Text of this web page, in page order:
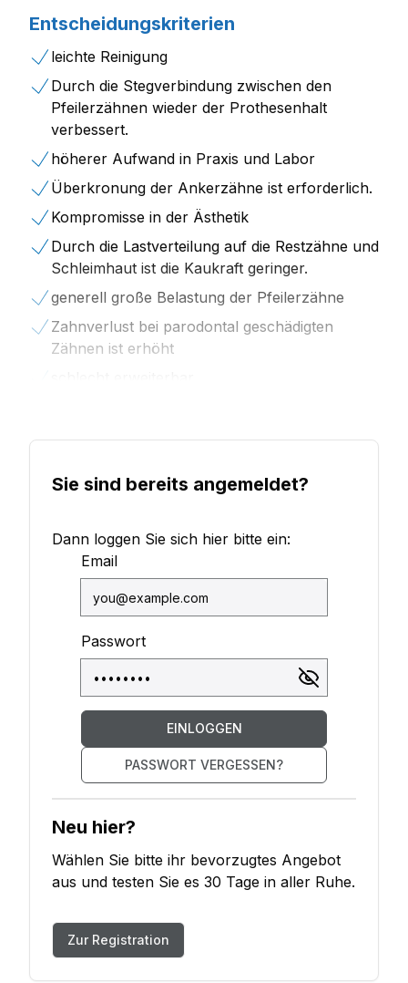
Entscheidungskriterien
leichte Reinigung
Durch die Stegverbindung zwischen den
Pfeilerzähnen wieder der Prothesenhalt
verbessert.
höherer Aufwand in Praxis und Labor
Überkronung der Ankerzähne ist erforderlich.
Kompromisse in der Ästhetik
Durch die Lastverteilung auf die Restzähne und
Schleimhaut ist die Kaukraft geringer.
generell große Belastung der Pfeilerzähne
Zahnverlust bei parodontal geschädigten
Zähnen ist erhöht
Sie sind bereits angemeldet?
Dann loggen Sie sich hier bitte ein:
Email
Passwort
EINLOGGEN
PASSWORT VERGESSEN?
Neu hier?
Wählen Sie bitte ihr bevorzugtes Angebot
aus und testen Sie es 30 Tage in aller Ruhe.
Zur Registration